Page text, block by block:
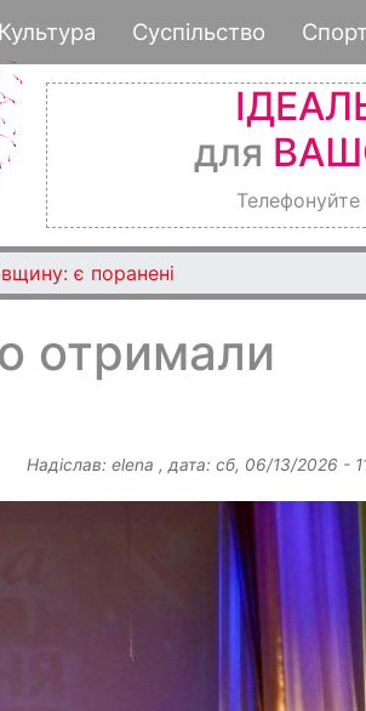
до
основного
Культура Суспільство Спорт
для
є поранені
отримали
Надіслав: elena , дата: сб, 06/13/2026 -